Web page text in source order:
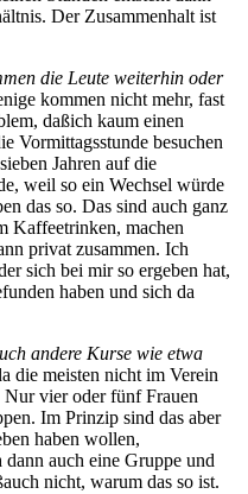
Der Zusammenhalt ist
die Leute weiterhin oder
kommen nicht mehr, fast
daßich kaum einen
Vormittagsstunde besuchen
Jahren auf die
weil so ein Wechsel würde
das so. Das sind auch ganz
Kaffeetrinken, machen
privat zusammen. Ich
sich bei mir so ergeben hat,
haben und sich da
andere Kurse wie etwa
die meisten nicht im Verein
vier oder fünf Frauen
Im Prinzip sind das aber
haben wollen,
auch eine Gruppe und
nicht, warum das so ist.